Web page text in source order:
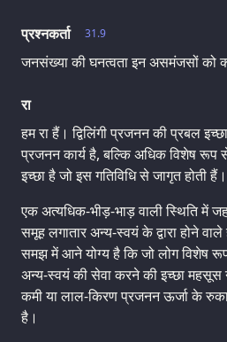
31.9
प्रश्नकर्ता
जनसंख्या की घनत्वता इन असमंजसों को
रा
हम रा हैं। द्विलिंगी प्रजनन की प्रबल
प्रजनन कार्य है, बल्कि अधिक विशेष रूप
इच्छा है जो इस गतिविधि से जागृत होती हैं।
एक अत्यधिक-भीड़-भाड़ वाली स्थिति में
समूह लगातार अन्य-स्वयं के द्वारा होने
समझ में आने योग्य है कि जो लोग विशेष
अन्य-स्वयं की सेवा करने की इच्छा
कमी या लाल-किरण प्रजनन ऊर्जा के
है।